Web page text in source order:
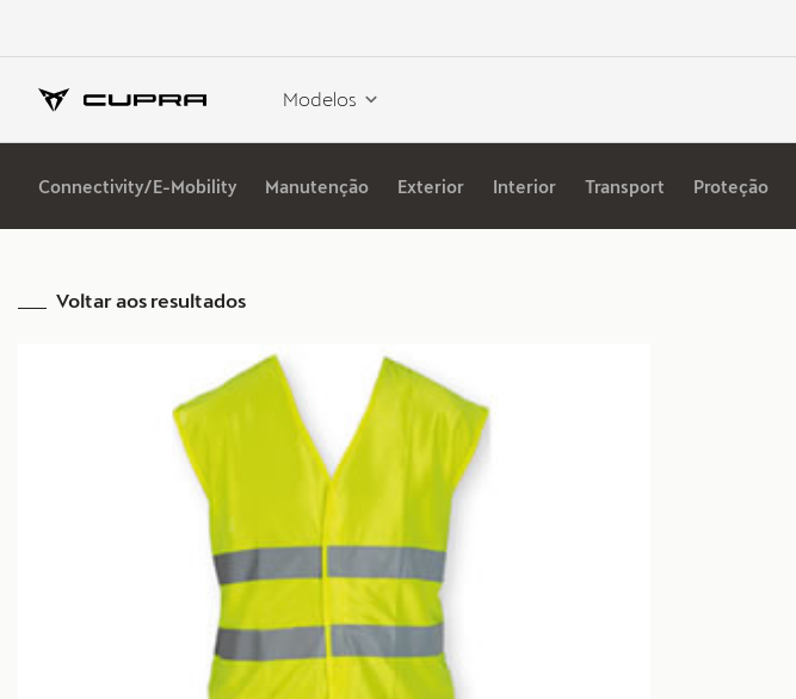
Modelos
Connectivity/E-Mobility Manutenção Exterior Interior Transport Proteção
Voltar aos resultados